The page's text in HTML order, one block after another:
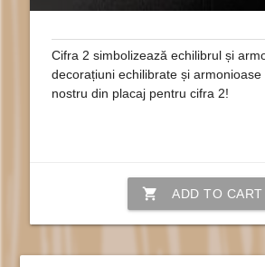
Cifra 2 simbolizează echilibrul și
decorațiuni echilibrate și
nostru din placaj pentru cifra 2!
shopping_cart ADD TO CART